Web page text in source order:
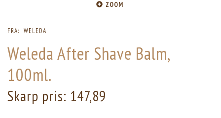
ZOOM
FRA: WELEDA
Weleda After Shave Balm,
100ml.
Skarp pris: 147,89